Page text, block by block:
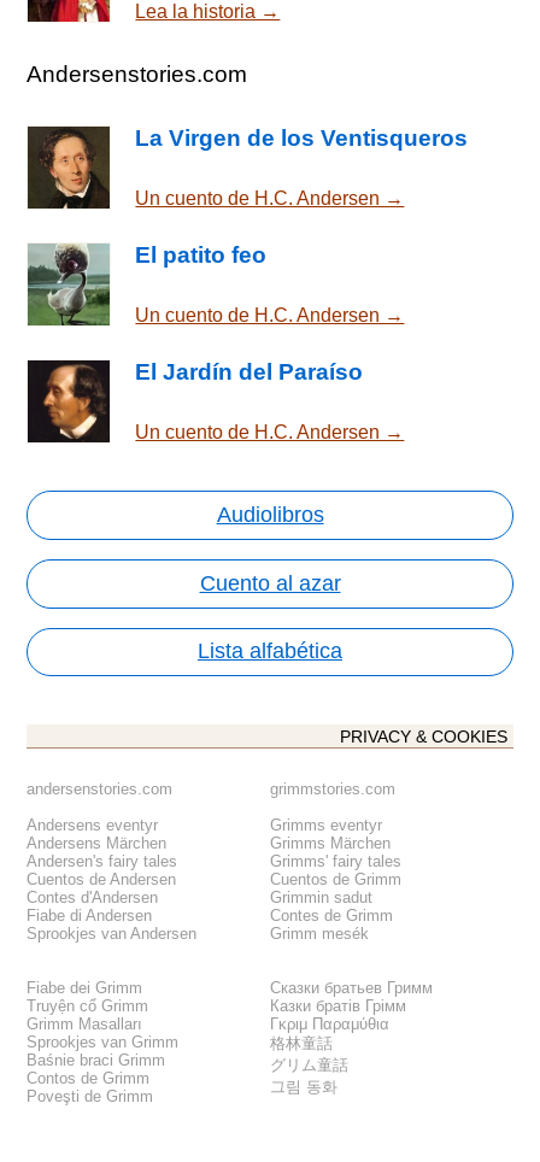
Lea la historia →
Andersenstories.com
La Virgen de los Ventisqueros
Un cuento de H.C. Andersen →
El patito feo
Un cuento de H.C. Andersen →
El Jardín del Paraíso
Un cuento de H.C. Andersen →
Audiolibros
Cuento al azar
Lista alfabética
PRIVACY & COOKIES
andersenstories.com
Andersens eventyr
Andersens Märchen
Andersen's fairy tales
Cuentos de Andersen
Contes d'Andersen
Fiabe di Andersen
Sprookjes van Andersen
grimmstories.com
Grimms eventyr
Grimms Märchen
Grimms' fairy tales
Cuentos de Grimm
Grimmin sadut
Contes de Grimm
Grimm mesék
Fiabe dei Grimm
Truyện cổ Grimm
Grimm Masalları
Sprookjes van Grimm
Baśnie braci Grimm
Contos de Grimm
Poveşti de Grimm
Сказки братьев Гримм
Казки братів Грімм
Γκριμ Παραμύθια
格林童話
グリム童話
그림 동화